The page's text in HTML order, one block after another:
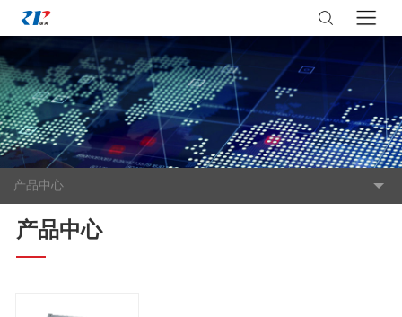
产品中心
产品中心